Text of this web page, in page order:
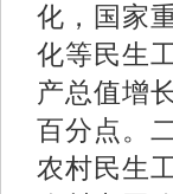
化，国家
化等民生
产总值增
百分点。
农村民生